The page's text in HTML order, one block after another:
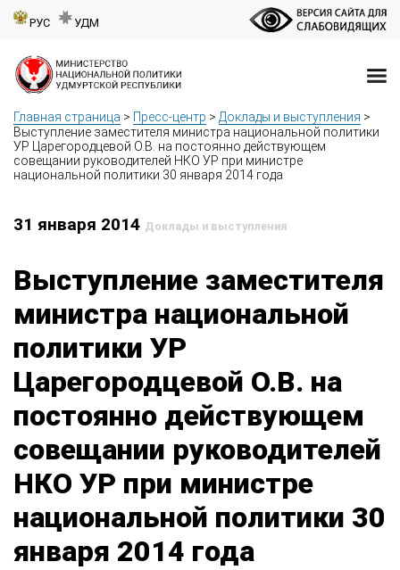
РУС УДМ
Главная страница > Пресс-центр > Доклады и выступления >
Выступление заместителя министра национальной политики
УР Царегородцевой О.В. на постоянно действующем
совещании руководителей НКО УР при министре
национальной политики 30 января 2014 года
31 января 2014 Доклады и выступления
Выступление заместителя
министра национальной
политики УР
Царегородцевой О.В. на
постоянно действующем
совещании руководителей
НКО УР при министре
национальной политики 30
января 2014 года